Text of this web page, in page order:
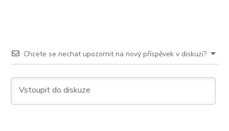
Chcete se nechat upozornit na nový příspěvek v diskuzi?